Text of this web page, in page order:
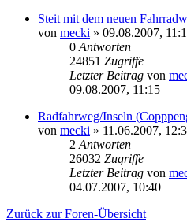
Steit mit dem neuen
von mecki » 09.08.2007,
0 Antworten
24851 Zugriffe
Letzter Beitrag von
09.08.2007, 11:15
Radfahrweg/Inseln
von mecki » 11.06.2007,
2 Antworten
26032 Zugriffe
Letzter Beitrag von
04.07.2007, 10:40
Zurück zur Foren-Übersicht